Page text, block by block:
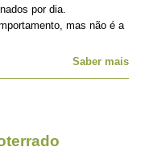
por dia.
mas não é a
Saber mais